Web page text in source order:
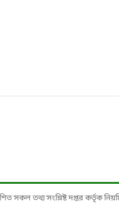
সকল তথ্য সংশ্লিষ্ট দপ্তর কর্তৃক